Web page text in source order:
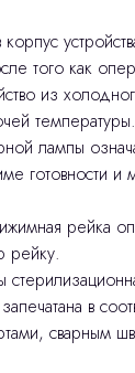
того как
из
температуры.
лампы
готовности и
рейка
рейку.
в
сварным